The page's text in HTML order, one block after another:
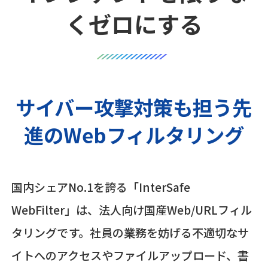
くゼロにする
サイバー攻撃対策も担う先
進のWebフィルタリング
国内シェアNo.1を誇る「InterSafe
WebFilter」は、法人向け国産Web/URLフィル
タリングです。社員の業務を妨げる不適切なサ
イトへのアクセスやファイルアップロード、書